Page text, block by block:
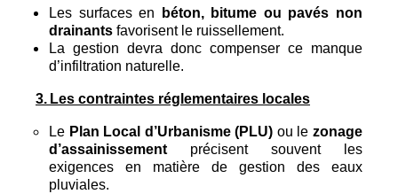
Les surfaces en
béton, bitume ou pavés non
drainants favorisent le ruissellement.
La gestion devra donc compenser ce manque
d’infiltration naturelle.
3. Les contraintes réglementaires locales
Le Plan Local d’Urbanisme (PLU) ou le zonage
d’assainissement précisent souvent les
exigences en matière de gestion des eaux
pluviales.